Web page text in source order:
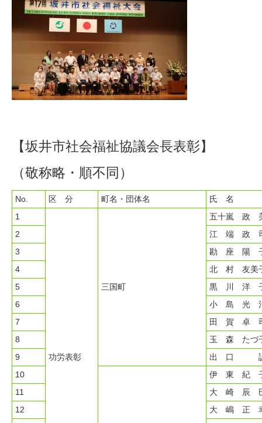
【坂井市社会福祉協議会長表彰】
（敬称略・順不同）
No. 区 分 町名・団体名
氏 名
1
功労表彰
三国町
五十嵐 政
2
江 端 政
3
勘 座 陽
4
北 村 友美
5
黒 川 洋
6
小 島 光
7
田 賀 卓
8
玉 森 たづ
9
出 口
10
伊 東 紀
11
大 崎 辰
12
大 嶋 正